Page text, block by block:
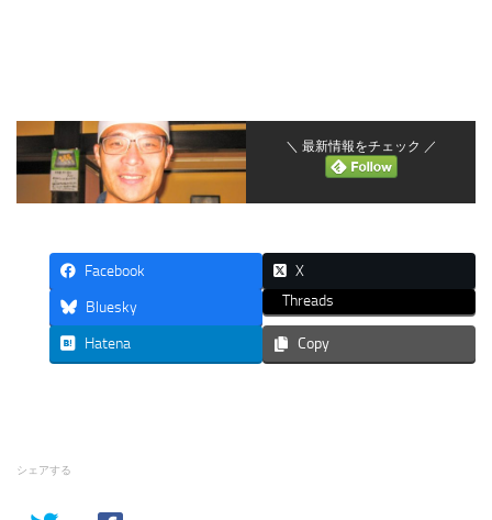
＼ 最新情報をチェック ／
Facebook X
Bluesky Threads
Hatena Copy
シェアする